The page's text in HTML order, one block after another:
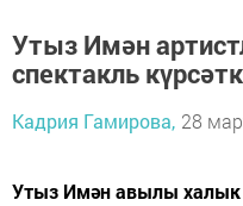
Утыз Имән
спектакль
Кадрия Гамирова, 28
Утыз Имән авылы халык